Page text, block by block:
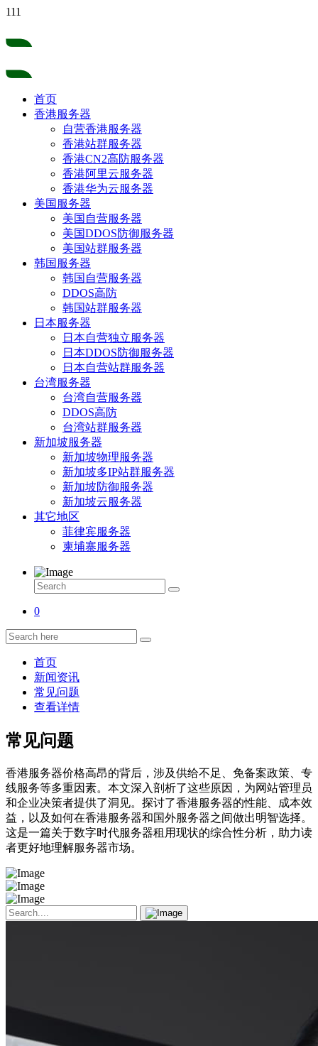
111
首页
香港服务器
自营香港服务器
香港站群服务器
香港CN2高防服务器
香港阿里云服务器
香港华为云服务器
美国服务器
美国自营服务器
美国DDOS防御服务器
美国站群服务器
韩国服务器
韩国自营服务器
DDOS高防
韩国站群服务器
日本服务器
日本自营独立服务器
日本DDOS防御服务器
日本自营站群服务器
台湾服务器
台湾自营服务器
DDOS高防
台湾站群服务器
新加坡服务器
新加坡物理服务器
新加坡多IP站群服务器
新加坡防御服务器
新加坡云服务器
其它地区
菲律宾服务器
柬埔寨服务器
0
首页
新闻资讯
常见问题
查看详情
常见问题
香港服务器价格高昂的背后，涉及供给不足、免备案政策、专
线服务等多重因素。本文深入剖析了这些原因，为网站管理员
和企业决策者提供了洞见。探讨了香港服务器的性能、成本效
益，以及如何在香港服务器和国外服务器之间做出明智选择。
这是一篇关于数字时代服务器租用现状的综合性分析，助力读
者更好地理解服务器市场。